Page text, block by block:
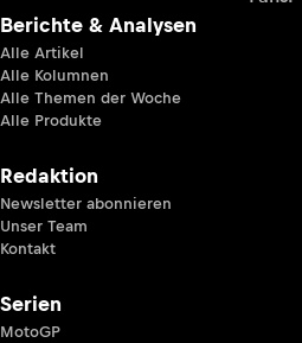
Berichte & Analysen
Alle Artikel
Alle Kolumnen
Alle Themen der Woche
Alle Produkte
Redaktion
Newsletter abonnieren
Unser Team
Kontakt
Serien
MotoGP